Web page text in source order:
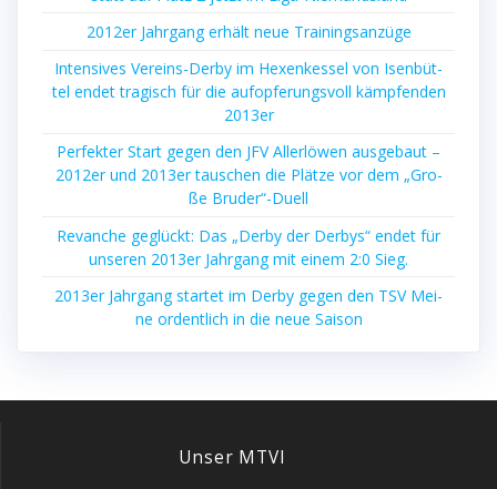
2012er Jahr­gang erhält neue Trainingsanzüge
Inten­si­ves Ver­eins-Der­by im Hexen­kes­sel von Isen­büt­
tel endet tra­gisch für die auf­op­fe­rungs­voll kämp­fen­den
2013er
Per­fek­ter Start gegen den JFV Aller­lö­wen aus­ge­baut –
2012er und 2013er tau­schen die Plät­ze vor dem „Gro­
ße Bruder“-Duell
Revan­che geglückt: Das „Der­by der Der­bys“ endet für
unse­ren 2013er Jahr­gang mit einem 2:0 Sieg.
2013er Jahr­gang star­tet im Der­by gegen den TSV Mei­
ne ordent­lich in die neue Saison
Unser MTVI